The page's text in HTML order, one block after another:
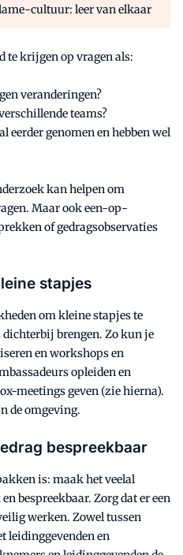
cultuur: leer van elkaar
te krijgen op vragen als:
veranderingen?
teams?
eerder genomen en hebben wel
kan helpen om
Maar ook een-op-
of gedragsobservaties
stapjes
om kleine stapjes te
brengen. Zo kun je
en workshops en
opleiden en
meetings geven (zie hierna).
de omgeving.
bespreekbaar
is: maak het veelal
bespreekbaar. Zorg dat er een
werken. Zowel tussen
leidinggevenden en